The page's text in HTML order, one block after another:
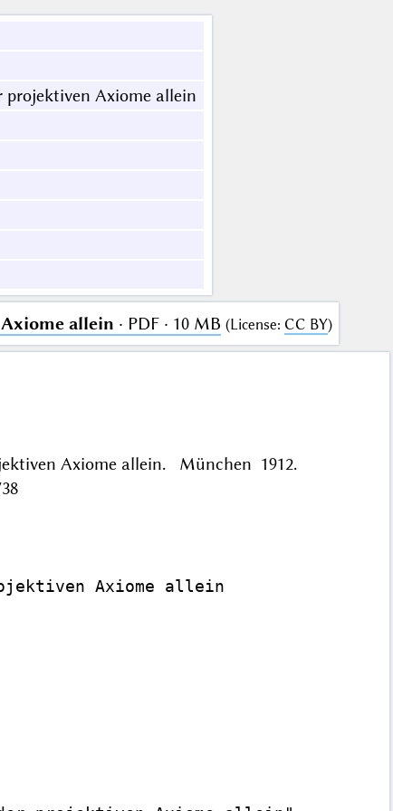
projektiven Axiome allein
allein · PDF · 10 MB (License: CC BY)
Axiome allein. München 1912.
Axiome allein